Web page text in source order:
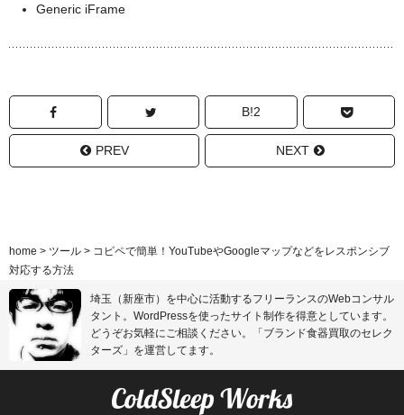
Generic iFrame
B!2
PREV NEXT
home > ツール > コピペで簡単！YouTubeやGoogleマップなどをレスポンシブ
対応する方法
埼玉（新座市）を中心に活動するフリーランスのWebコンサル
タント。WordPressを使ったサイト制作を得意としています。
どうぞお気軽にご相談ください。
「ブランド食器買取のセレク
ターズ」 を運営してます。